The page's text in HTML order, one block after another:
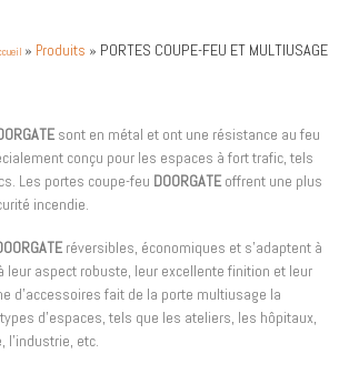
» Produits » PORTES COUPE-FEU ET MULTIUSAGE
sont en métal et ont une résistance au feu
conçu pour les espaces à fort trafic, tels
Les portes coupe-feu DOORGATE offrent une plus
incendie.
réversibles, économiques et s’adaptent à
leur aspect robuste, leur excellente finition et leur
d’accessoires fait de la porte multiusage la
d’espaces, tels que les ateliers, les hôpitaux,
l’industrie, etc.